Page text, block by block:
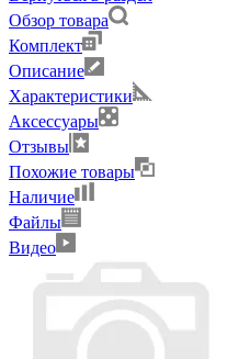
Обзор товара
Комплект
Описание
Характеристики
Аксессуары
Отзывы
Похожие товары
Наличие
Файлы
Видео